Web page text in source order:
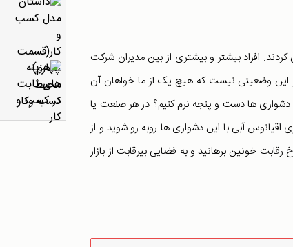
افراد بیشتر و بیشتری از بین مدیران شرکت‏
و این وضعیتی نیست که هیچ‏ یک از ما خواهان آن
دشواری ‏ها دست و پنجه نرم کنیم؟ در هر صنعت یا
اقیانوس آبی با این دشواری‏ ها روبه ‏رو شوید و از
خونین برهانید و به فضایی بی‏رقابت از بازار